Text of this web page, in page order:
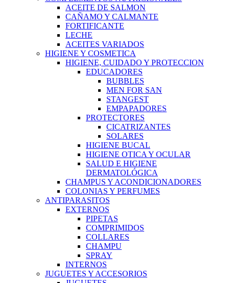
ACEITE DE SALMON
CAÑAMO Y CALMANTE
FORTIFICANTE
LECHE
ACEITES VARIADOS
HIGIENE Y COSMETICA
HIGIENE, CUIDADO Y PROTECCION
EDUCADORES
BUBBLES
MEN FOR SAN
STANGEST
EMPAPADORES
PROTECTORES
CICATRIZANTES
SOLARES
HIGIENE BUCAL
HIGIENE OTICA Y OCULAR
SALUD E HIGIENE
DERMATOLÓGICA
CHAMPUS Y ACONDICIONADORES
COLONIAS Y PERFUMES
ANTIPARASITOS
EXTERNOS
PIPETAS
COMPRIMIDOS
COLLARES
CHAMPU
SPRAY
INTERNOS
JUGUETES Y ACCESORIOS